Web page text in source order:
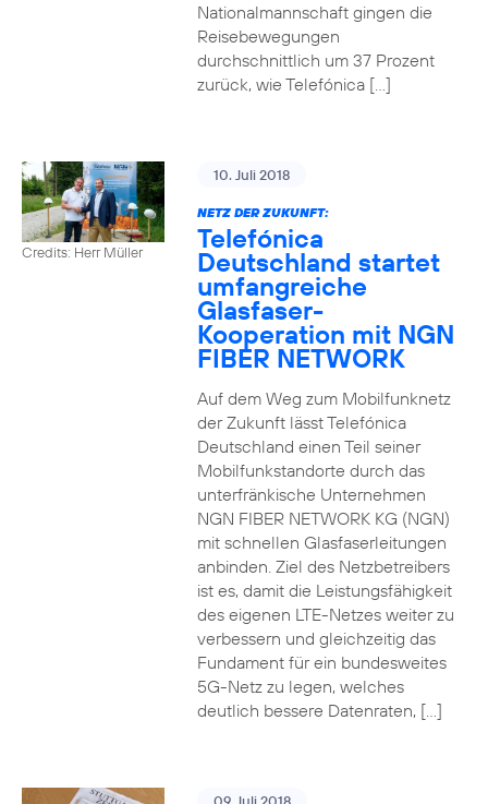
Nationalmannschaft gingen die
Reisebewegungen
durchschnittlich um 37 Prozent
zurück, wie Telefónica […]
Credits: Herr Müller
10. Juli 2018
NETZ DER ZUKUNFT:
Telefónica
Deutschland startet
umfangreiche
Glasfaser-
Kooperation mit NGN
FIBER NETWORK
Auf dem Weg zum Mobilfunknetz
der Zukunft lässt Telefónica
Deutschland einen Teil seiner
Mobilfunkstandorte durch das
unterfränkische Unternehmen
NGN FIBER NETWORK KG (NGN)
mit schnellen Glasfaserleitungen
anbinden. Ziel des Netzbetreibers
ist es, damit die Leistungsfähigkeit
des eigenen LTE-Netzes weiter zu
verbessern und gleichzeitig das
Fundament für ein bundesweites
5G-Netz zu legen, welches
deutlich bessere Datenraten, […]